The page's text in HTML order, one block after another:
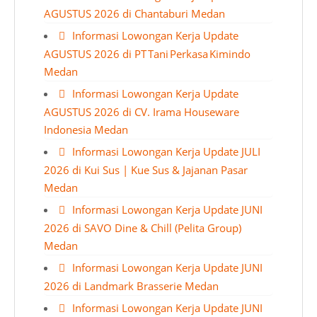
AGUSTUS 2026 di Chantaburi Medan
Informasi Lowongan Kerja Update
AGUSTUS 2026 di PT Tani Perkasa Kimindo
Medan
Informasi Lowongan Kerja Update
AGUSTUS 2026 di CV. Irama Houseware
Indonesia Medan
Informasi Lowongan Kerja Update JULI
2026 di Kui Sus | Kue Sus & Jajanan Pasar
Medan
Informasi Lowongan Kerja Update JUNI
2026 di SAVO Dine & Chill (Pelita Group)
Medan
Informasi Lowongan Kerja Update JUNI
2026 di Landmark Brasserie Medan
Informasi Lowongan Kerja Update JUNI